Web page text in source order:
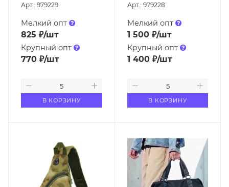
Арт.: 979229
Мелкий опт
825 ₽/шт
Крупный опт
770 ₽/шт
В КОРЗИНУ
Арт.: 979228
Мелкий опт
1 500₽/шт
Крупный опт
1 400₽/шт
В КОРЗИНУ